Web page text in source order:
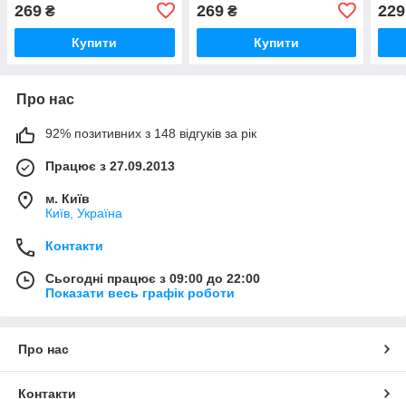
269 ₴
Купити
269₴
Купити
229
Про нас
92% позитивних з 148 відгуків за рік
Працює з 27.09.2013
м. Київ
Київ, Україна
Контакти
Сьогодні працює з 09:00 до 22:00
Показати весь графік роботи
Про нас
Контакти